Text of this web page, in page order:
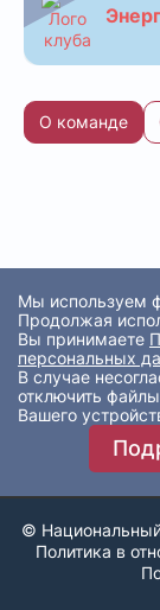
О команде
Мы используем
Продолжая
Вы принимаете
персональных
В случае
отключить
Вашего
Политика в
© Национальный